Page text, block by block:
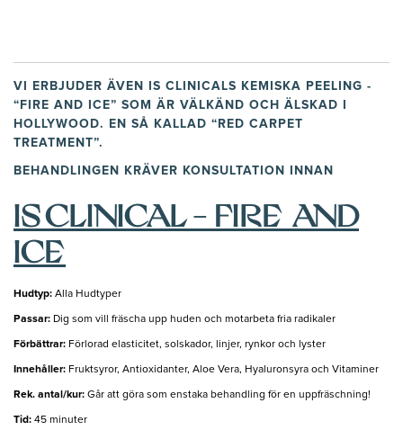
VI ERBJUDER ÄVEN IS CLINICALS KEMISKA PEELING -
“FIRE AND ICE” SOM ÄR VÄLKÄND OCH ÄLSKAD I
HOLLYWOOD. EN SÅ KALLAD “RED CARPET
TREATMENT”.
BEHANDLINGEN KRÄVER KONSULTATION INNAN
IS CLINICAL - FIRE AND
ICE
Hudtyp: Alla Hudtyper
Passar: Dig som vill fräscha upp huden och motarbeta fria radikaler
Förbättrar: Förlorad elasticitet, solskador, linjer, rynkor och lyster
Innehåller: Fruktsyror, Antioxidanter, Aloe Vera, Hyaluronsyra och Vitaminer
Rek. antal/kur: Går att göra som enstaka behandling för en uppfräschning!
Tid: 45 minuter